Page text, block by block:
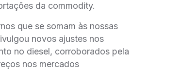
da commodity.
que se somam às nossas
novos ajustes nos
no diesel, corroborados pela
nos mercados